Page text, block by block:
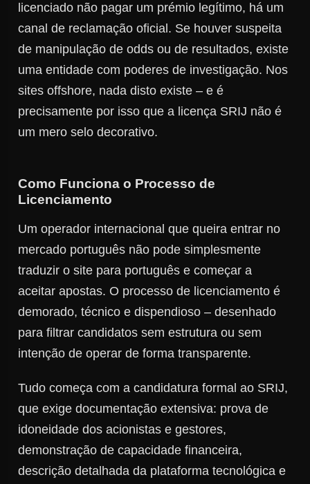
licenciado não pagar um prémio legítimo, há um
canal de reclamação oficial. Se houver suspeita
de manipulação de odds ou de resultados, existe
uma entidade com poderes de investigação. Nos
sites offshore, nada disto existe – e é
precisamente por isso que a licença SRIJ não é
um mero selo decorativo.
Como Funciona o Processo de
Licenciamento
Um operador internacional que queira entrar no
mercado português não pode simplesmente
traduzir o site para português e começar a
aceitar apostas. O processo de licenciamento é
demorado, técnico e dispendioso – desenhado
para filtrar candidatos sem estrutura ou sem
intenção de operar de forma transparente.
Tudo começa com a candidatura formal ao SRIJ,
que exige documentação extensiva: prova de
idoneidade dos acionistas e gestores,
demonstração de capacidade financeira,
descrição detalhada da plataforma tecnológica e